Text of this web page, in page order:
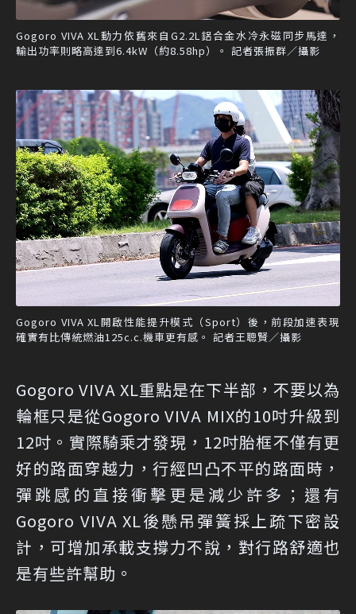
Gogoro VIVA XL動力依舊來自G2.2L鋁合金水冷永磁同步馬達，
輸出功率則略高達到6.4kW（約8.58hp）。 記者張振群／攝影
Gogoro VIVA XL開啟性能提升模式（Sport）後，前段加速表現
確實有比傳統燃油125c.c.機車更有感。 記者王聰賢／攝影
Gogoro VIVA XL重點是在下半部，不要以為
輪框只是從Gogoro VIVA MIX的10吋升級到
12吋。實際騎乘才發現，12吋胎框不僅有更
好的路面穿越力，行經凹凸不平的路面時，
彈跳感的直接衝擊更是減少許多；還有
Gogoro VIVA XL後懸吊彈簧採上疏下密設
計，可增加承載支撐力不說，對行路舒適也
是有些許幫助。